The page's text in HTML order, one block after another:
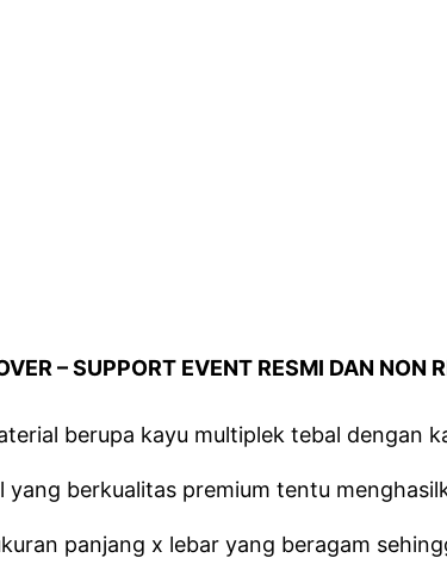
– SUPPORT EVENT RESMI DAN NON
berupa kayu multiplek tebal dengan
berkualitas premium tentu
panjang x lebar yang beragam